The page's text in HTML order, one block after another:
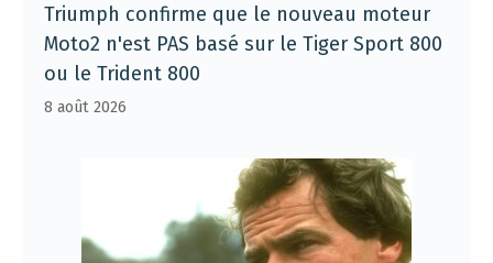
Triumph confirme que le nouveau moteur
Moto2 n'est PAS basé sur le Tiger Sport 800
ou le Trident 800
8 août 2026